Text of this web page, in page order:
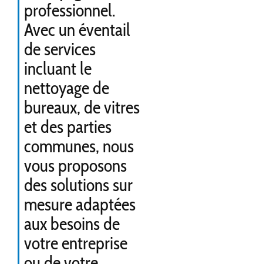
professionnel.
Avec un éventail
de services
incluant le
nettoyage de
bureaux, de vitres
et des parties
communes, nous
vous proposons
des solutions sur
mesure adaptées
aux besoins de
votre entreprise